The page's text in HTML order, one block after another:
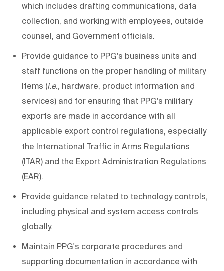
which includes drafting communications, data
collection, and working with employees, outside
counsel, and Government officials.
Provide guidance to PPG's business units and
staff functions on the proper handling of military
Items (i.e., hardware, product information and
services) and for ensuring that PPG's military
exports are made in accordance with all
applicable export control regulations, especially
the International Traffic in Arms Regulations
(ITAR) and the Export Administration Regulations
(EAR).
Provide guidance related to technology controls,
including physical and system access controls
globally.
Maintain PPG's corporate procedures and
supporting documentation in accordance with